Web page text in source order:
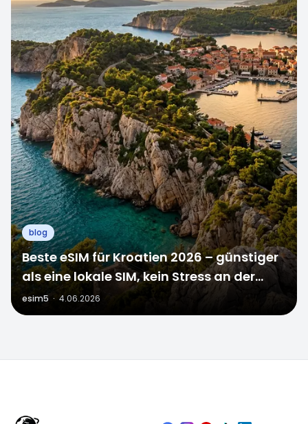
blog
Beste eSIM für Kroatien 2026 – günstiger
als eine lokale SIM, kein Stress an der
Grenze
esim5 · 4.06.2026